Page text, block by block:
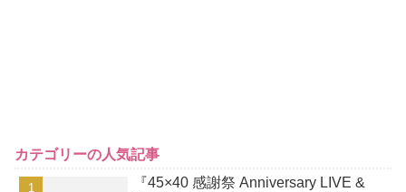
カテゴリーの人気記事
『45×40 感謝祭 Anniversary LIVE &